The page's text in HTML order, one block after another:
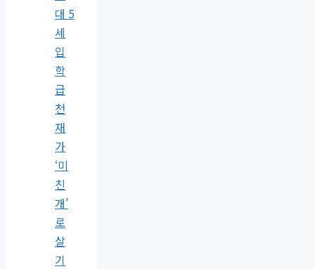
대 5
세
입
학
급
천
재
가
‘미
친
개’
로
살
기